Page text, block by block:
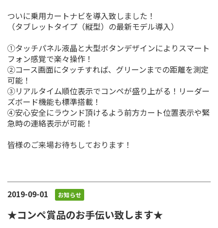
ついに乗用カートナビを導入致しました！
（タブレットタイプ（縦型）の最新モデル導入）
①タッチパネル液晶と大型ボタンデザインによりスマート
フォン感覚で楽々操作！
②コース画面にタッチすれば、グリーンまでの距離を測定
可能！
③リアルタイム順位表示でコンペが盛り上がる！リーダー
ズボード機能も標準搭載！
④安心安全にラウンド頂けるよう前方カート位置表示や緊
急時の連絡表示が可能！
皆様のご来場お待ちしております！
2019-09-01 お知らせ
★コンペ賞品のお手伝い致します★